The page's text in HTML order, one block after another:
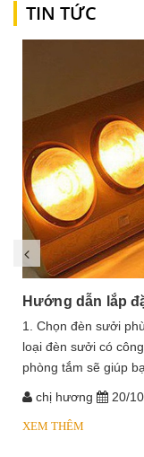
TIN TỨC
Hướng dẫn lắp
1. Chọn đèn sưởi
loại đèn sưởi có
phòng tắm sẽ giúp
chị hương 20/
XEM THÊM